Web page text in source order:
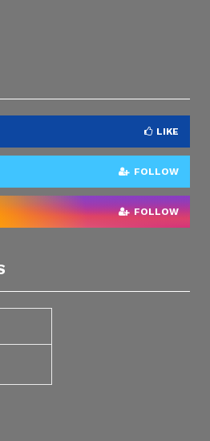
LIKE
FOLLOW
FOLLOW